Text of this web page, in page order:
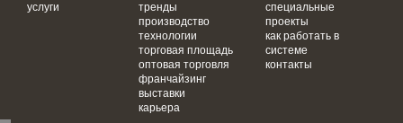
услуги
тренды
производство
технологии
торговая площадь
оптовая торговля
франчайзинг
выставки
карьера
специальные
проекты
как работать в
системе
контакты